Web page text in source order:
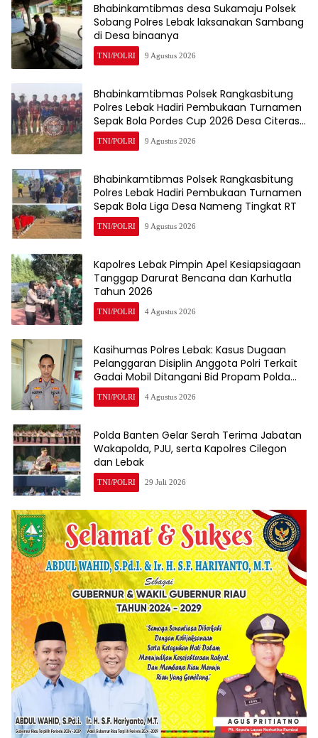
Bhabinkamtibmas desa Sukamaju Polsek
Sobang Polres Lebak laksanakan Sambang
di Desa binaanya
TNI/POLRI 9 Agustus 2026
Bhabinkamtibmas Polsek Rangkasbitung
Polres Lebak Hadiri Pembukaan Turnamen
Sepak Bola Pordes Cup 2026 Desa Citeras
Tingkat RT
TNI/POLRI 9 Agustus 2026
Bhabinkamtibmas Polsek Rangkasbitung
Polres Lebak Hadiri Pembukaan Turnamen
Sepak Bola Liga Desa Nameng Tingkat RT
TNI/POLRI 9 Agustus 2026
Kapolres Lebak Pimpin Apel Kesiapsiagaan
Tanggap Darurat Bencana dan Karhutla
Tahun 2026
TNI/POLRI 4 Agustus 2026
Kasihumas Polres Lebak: Kasus Dugaan
Pelanggaran Disiplin Anggota Polri Terkait
Gadai Mobil Ditangani Bid Propam Polda
Banten
TNI/POLRI 4 Agustus 2026
Polda Banten Gelar Serah Terima Jabatan
Wakapolda, PJU, serta Kapolres Cilegon
dan Lebak
TNI/POLRI 29 Juli 2026